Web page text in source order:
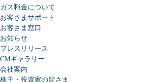
ガス料金について
お客さまサポート
お客さま窓口
お知らせ
プレスリリース
CMギャラリー
会社案内
株主・投資家の皆さま